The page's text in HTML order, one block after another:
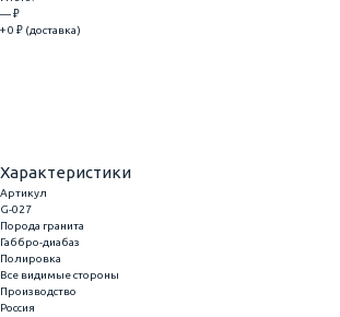
— ₽
+ 0 ₽ (доставка)
Характеристики
Артикул
G-027
Порода гранита
Габбро-диабаз
Полировка
Все видимые стороны
Производство
Россия